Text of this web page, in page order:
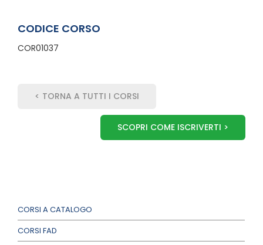
CORSI A CATALOGO
CORSI FAD
CODICE CORSO
COR01037
< TORNA A TUTTI I CORSI
SCOPRI COME ISCRIVERTI >